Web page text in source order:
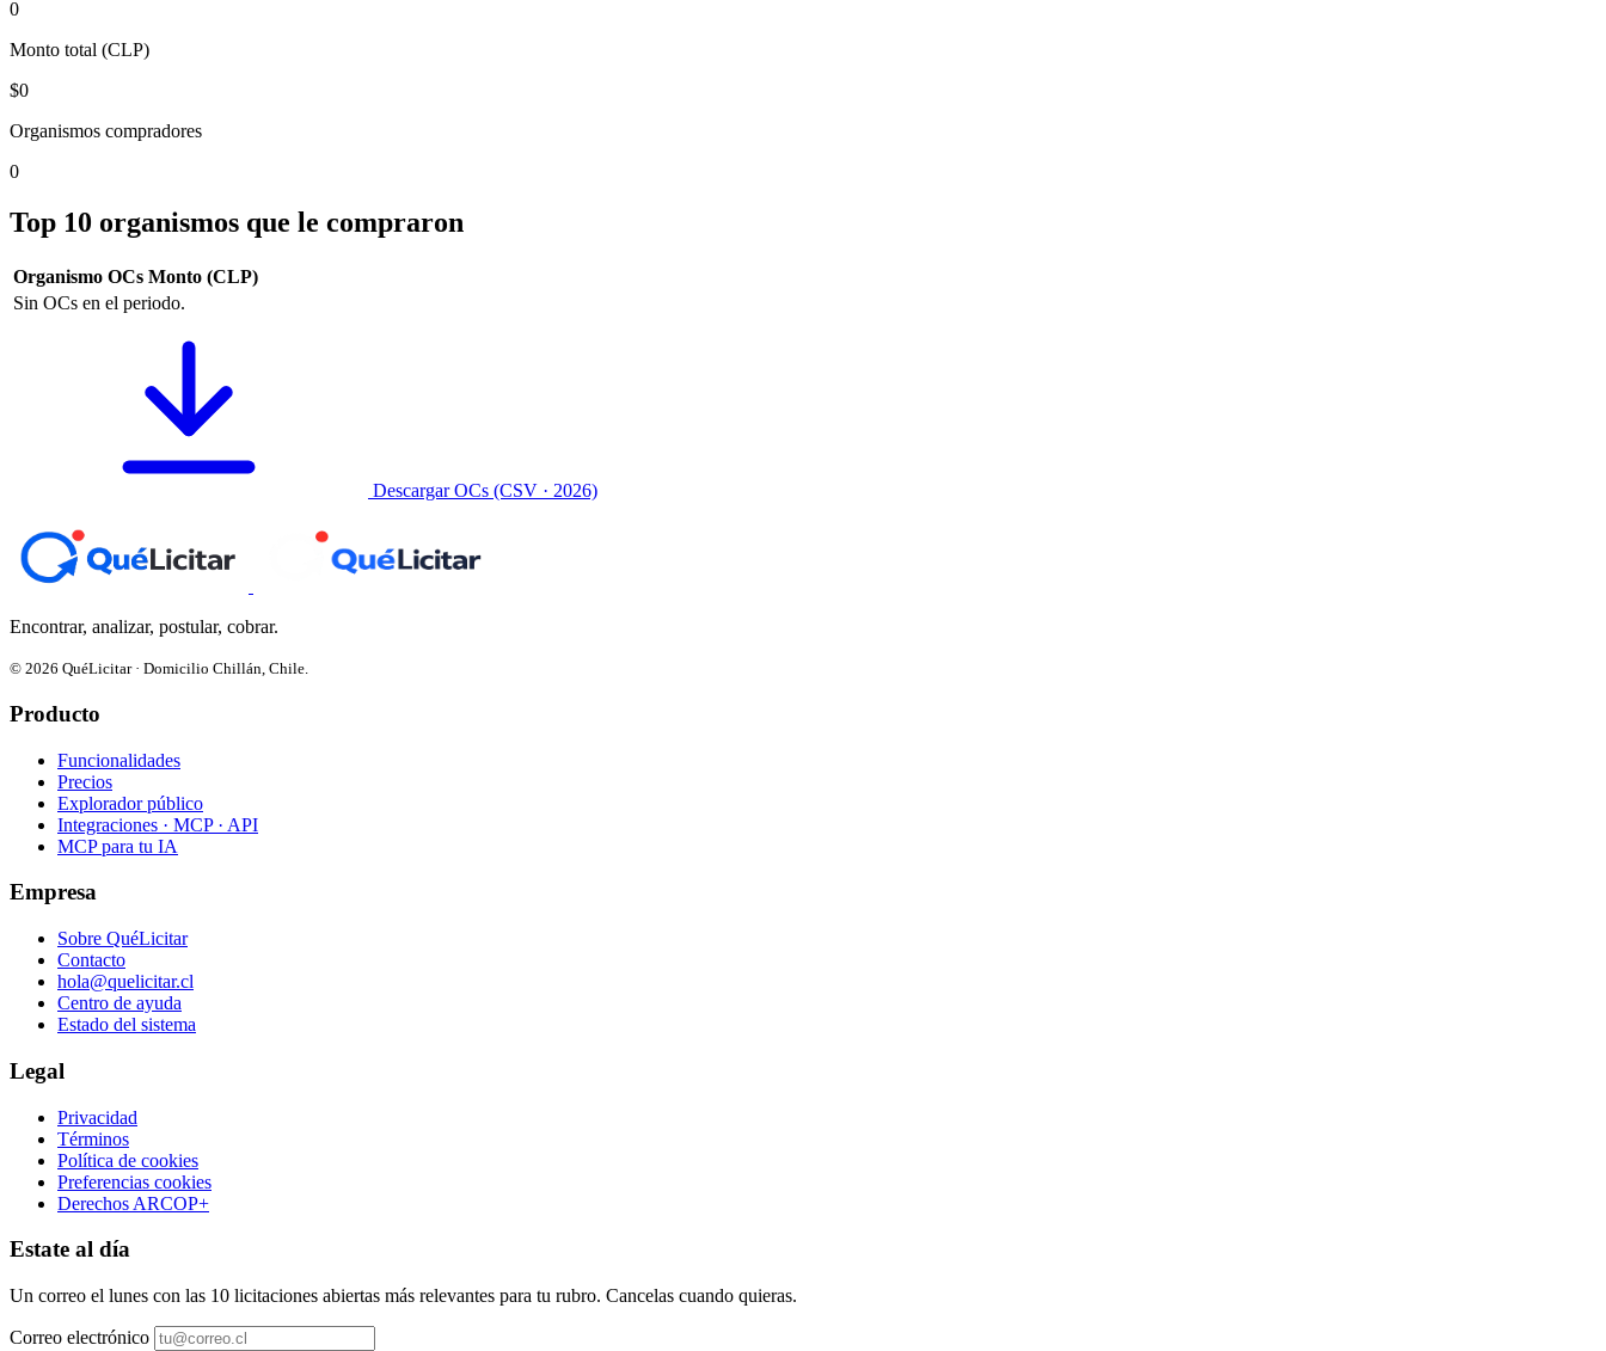
0
Monto total (CLP)
$0
Organismos compradores
0
Top 10 organismos que le compraron
Organismo OCs Monto (CLP)
Sin OCs en el periodo.
Descargar OCs (CSV · 2026)
Encontrar, analizar, postular, cobrar.
© 2026 QuéLicitar · Domicilio Chillán, Chile.
Producto
Funcionalidades
Precios
Explorador público
Integraciones · MCP · API
MCP para tu IA
Empresa
Sobre QuéLicitar
Contacto
hola@quelicitar.cl
Centro de ayuda
Estado del sistema
Legal
Privacidad
Términos
Política de cookies
Preferencias cookies
Derechos ARCOP+
Estate al día
Un correo el lunes con las 10 licitaciones abiertas más relevantes para tu rubro. Cancelas cuando quieras.
Correo electrónico